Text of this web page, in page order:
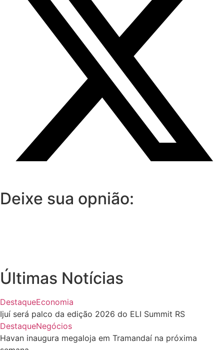
Deixe sua opnião:
Últimas Notícias
DestaqueEconomia
Ijuí será palco da edição 2026 do ELI Summit RS
DestaqueNegócios
Havan inaugura megaloja em Tramandaí na próxima